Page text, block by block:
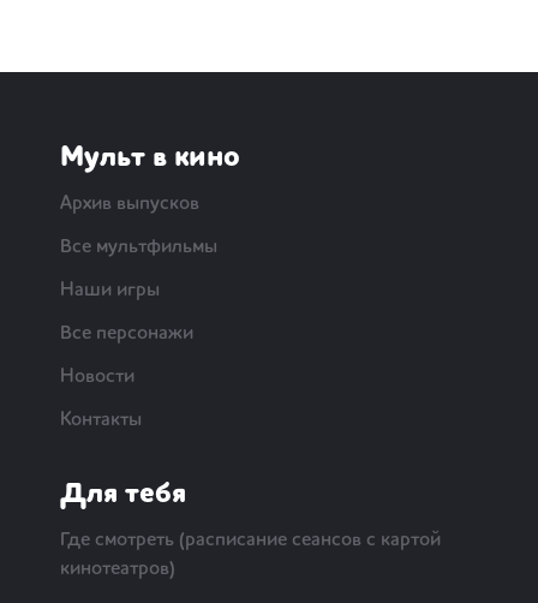
Мульт в кино
Архив выпусков
Все мультфильмы
Наши игры
Все персонажи
Новости
Контакты
Для тебя
Где смотреть (расписание сеансов с картой
кинотеатров)